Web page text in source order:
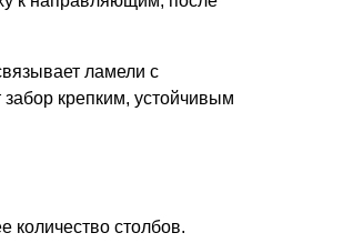
ламели с
крепким, устойчивым
количество столбов.